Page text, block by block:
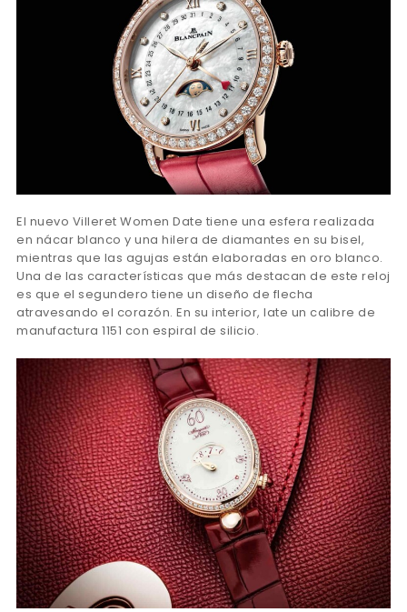
El nuevo Villeret Women Date tiene una esfera realizada
en nácar blanco y una hilera de diamantes en su bisel,
mientras que las agujas están elaboradas en oro blanco.
Una de las características que más destacan de este reloj
es que el segundero tiene un diseño de flecha
atravesando el corazón. En su interior, late un calibre de
manufactura 1151 con espiral de silicio.